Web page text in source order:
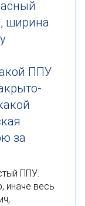
ширина
ППУ
за
ППУ.
иначе весь